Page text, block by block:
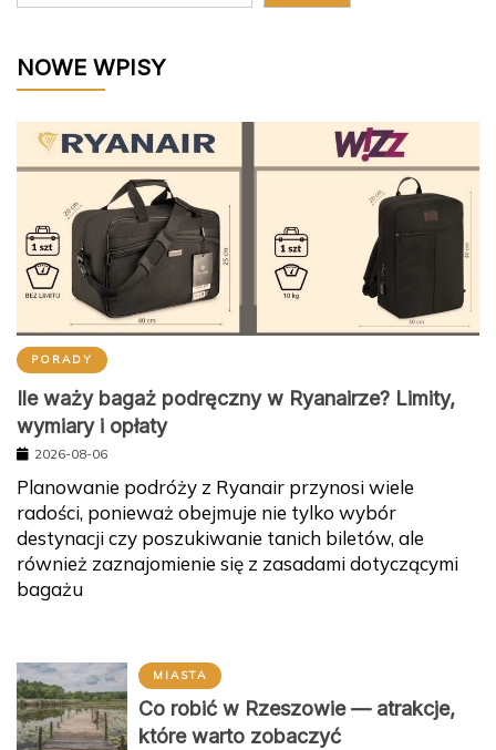
NOWE WPISY
PORADY
Ile waży bagaż podręczny w Ryanairze? Limity,
wymiary i opłaty
2026-08-06
Planowanie podróży z Ryanair przynosi wiele
radości, ponieważ obejmuje nie tylko wybór
destynacji czy poszukiwanie tanich biletów, ale
również zaznajomienie się z zasadami dotyczącymi
bagażu
MIASTA
Co robić w Rzeszowie — atrakcje,
które warto zobaczyć